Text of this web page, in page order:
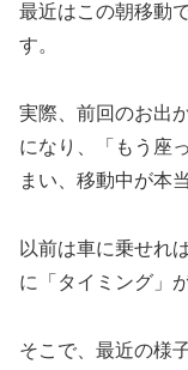
最近はこの朝移動
す。
実際、前回のお出
になり、「もう座
まい、移動中が本
以前は車に乗せれ
に「タイミング」
そこで、最近の様